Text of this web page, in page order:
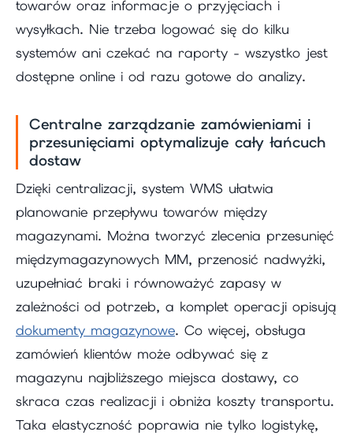
towarów oraz informacje o przyjęciach i
wysyłkach. Nie trzeba logować się do kilku
systemów ani czekać na raporty - wszystko jest
dostępne online i od razu gotowe do analizy.
Centralne zarządzanie zamówieniami i
przesunięciami optymalizuje cały łańcuch
dostaw
Dzięki centralizacji, system WMS ułatwia
planowanie przepływu towarów między
magazynami. Można tworzyć zlecenia przesunięć
międzymagazynowych MM, przenosić nadwyżki,
uzupełniać braki i równoważyć zapasy w
zależności od potrzeb, a komplet operacji opisują
dokumenty magazynowe. Co więcej, obsługa
zamówień klientów może odbywać się z
magazynu najbliższego miejsca dostawy, co
skraca czas realizacji i obniża koszty transportu.
Taka elastyczność poprawia nie tylko logistykę,